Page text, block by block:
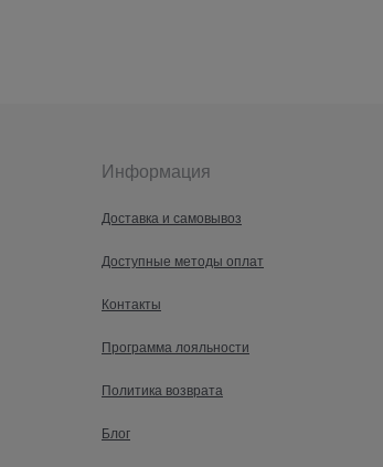
Информация
Доставка и самовывоз
Доступные методы оплат
Контакты
Программа лояльности
Политика возврата
Блог